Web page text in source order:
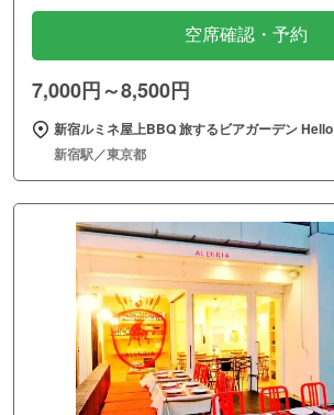
空席確認・予約
7,000円～8,500円
新宿ルミネ屋上BBQ 旅するビアガーデン Hello
新宿駅／東京都